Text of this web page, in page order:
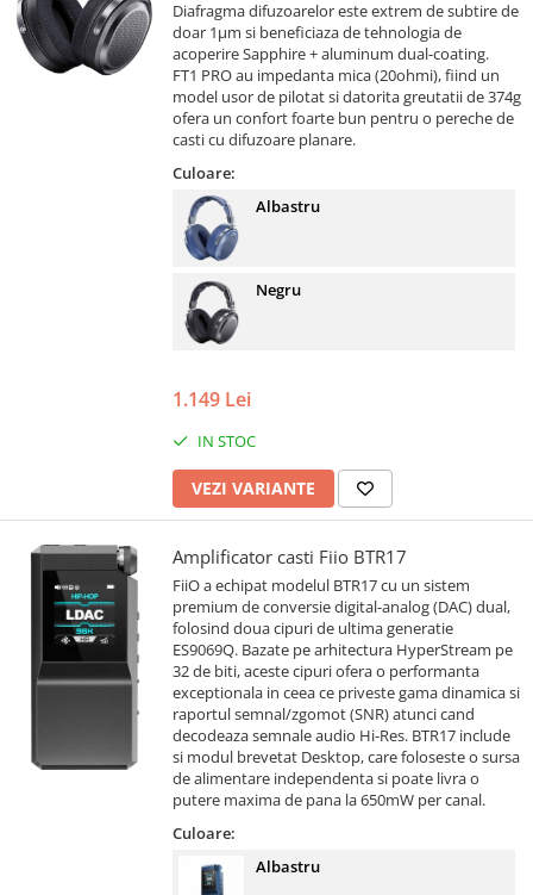
Diafragma difuzoarelor este extrem de subtire de
doar 1μm si beneficiaza de tehnologia de
acoperire Sapphire + aluminum dual-coating.
FT1 PRO au impedanta mica (20ohmi), fiind un
model usor de pilotat si datorita greutatii de 374g
ofera un confort foarte bun pentru o pereche de
casti cu difuzoare planare.
Culoare:
Albastru
Negru
1.149 Lei
IN STOC
VEZI VARIANTE
Amplificator casti Fiio BTR17
FiiO a echipat modelul BTR17 cu un sistem
premium de conversie digital-analog (DAC) dual,
folosind doua cipuri de ultima generatie
ES9069Q. Bazate pe arhitectura HyperStream pe
32 de biti, aceste cipuri ofera o performanta
exceptionala in ceea ce priveste gama dinamica si
raportul semnal/zgomot (SNR) atunci cand
decodeaza semnale audio Hi-Res. BTR17 include
si modul brevetat Desktop, care foloseste o sursa
de alimentare independenta si poate livra o
putere maxima de pana la 650mW per canal.
Culoare:
Albastru